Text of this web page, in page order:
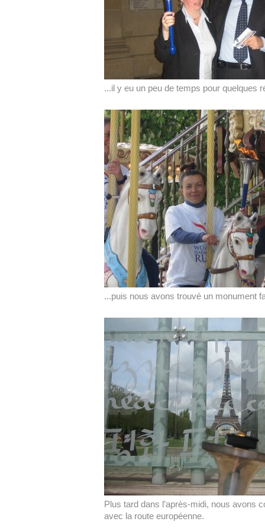
...il y eu un peu de temps pour quelques
...puis nous avons trouvé un monument
Plus tard dans l’après-midi, nous avons
avec la route européenne.